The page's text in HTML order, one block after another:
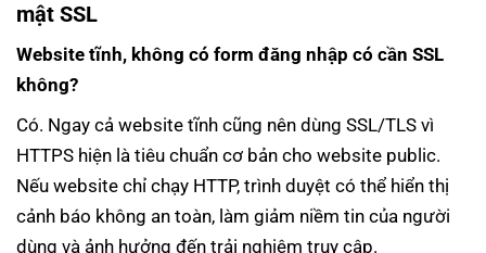
mật SSL
Website tĩnh, không có form đăng nhập có cần SSL
không?
Có. Ngay cả website tĩnh cũng nên dùng SSL/TLS vì
HTTPS hiện là tiêu chuẩn cơ bản cho website public.
Nếu website chỉ chạy HTTP, trình duyệt có thể hiển thị
cảnh báo không an toàn, làm giảm niềm tin của người
dùng và ảnh hưởng đến trải nghiệm truy cập.